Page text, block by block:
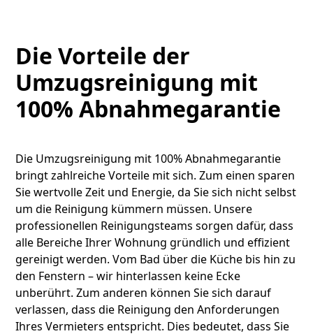
Die Vorteile der
Umzugsreinigung mit
100% Abnahmegarantie
Die Umzugsreinigung mit 100% Abnahmegarantie
bringt zahlreiche Vorteile mit sich. Zum einen sparen
Sie wertvolle Zeit und Energie, da Sie sich nicht selbst
um die Reinigung kümmern müssen. Unsere
professionellen Reinigungsteams sorgen dafür, dass
alle Bereiche Ihrer Wohnung gründlich und effizient
gereinigt werden. Vom Bad über die Küche bis hin zu
den Fenstern – wir hinterlassen keine Ecke
unberührt. Zum anderen können Sie sich darauf
verlassen, dass die Reinigung den Anforderungen
Ihres Vermieters entspricht. Dies bedeutet, dass Sie